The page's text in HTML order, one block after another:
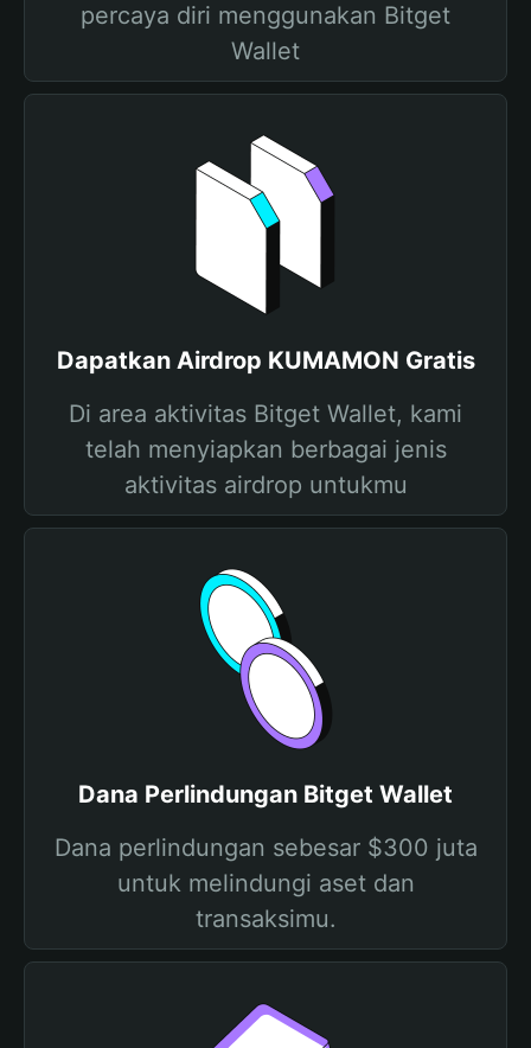
percaya diri menggunakan Bitget
Wallet
Dapatkan Airdrop KUMAMON Gratis
Di area aktivitas Bitget Wallet, kami
telah menyiapkan berbagai jenis
aktivitas airdrop untukmu
Dana Perlindungan Bitget Wallet
Dana perlindungan sebesar $300 juta
untuk melindungi aset dan
transaksimu.